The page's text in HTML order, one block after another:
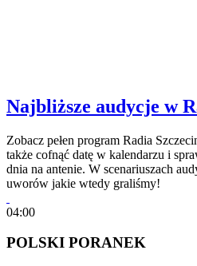
Najbliższe audycje w
Zobacz pełen program Radia
także cofnąć datę w kalendarzu i
dnia na antenie. W scenariuszach
uworów jakie wtedy graliśmy!
04:00
POLSKI PORANEK